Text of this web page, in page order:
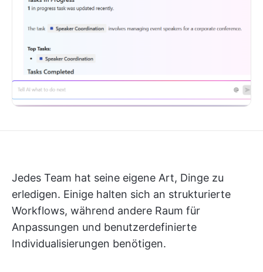
Jedes Team hat seine eigene Art, Dinge zu
erledigen. Einige halten sich an strukturierte
Workflows, während andere Raum für
Anpassungen und benutzerdefinierte
Individualisierungen benötigen.